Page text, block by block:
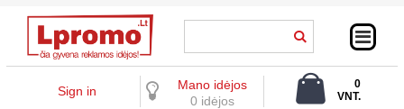
Sign in
Mano idėjos
0 idėjos
0
VNT.